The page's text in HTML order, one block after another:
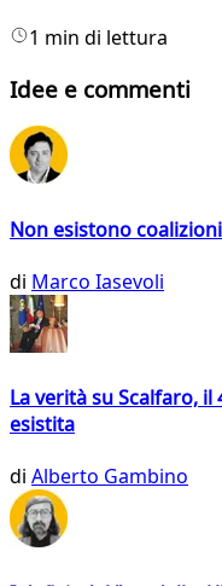
1 min di lettura
Idee e commenti
Non esistono
di Marco Iasevoli
La verità su Scalfaro,
esistita
di Alberto Gambino